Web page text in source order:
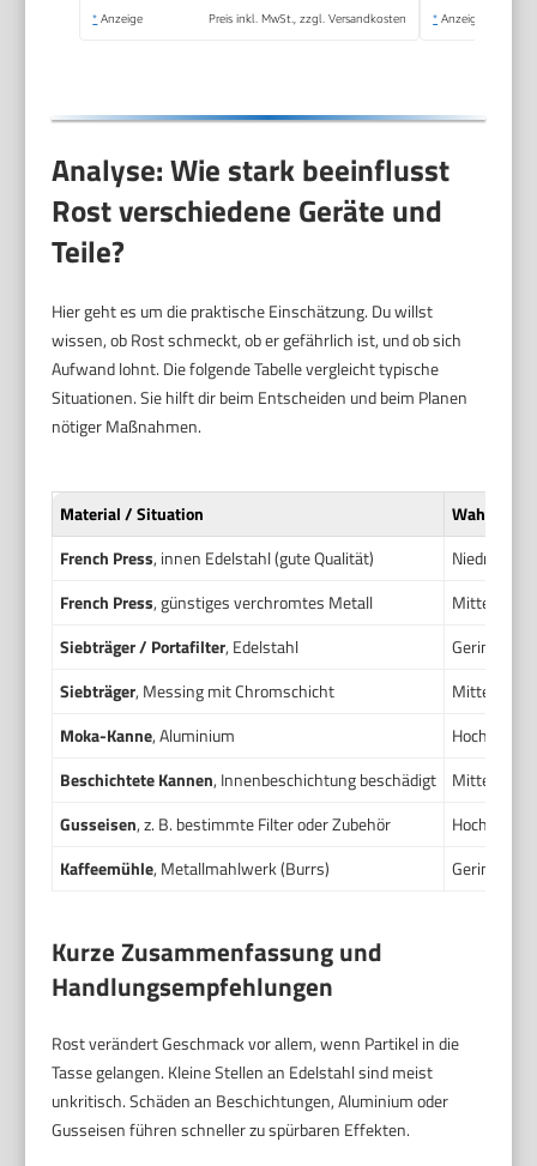
* Anzeige Preis inkl. MwSt., zzgl. Versandkosten * Anzeige
Analyse: Wie stark beeinflusst
Rost verschiedene Geräte und
Teile?
Hier geht es um die praktische Einschätzung. Du willst
wissen, ob Rost schmeckt, ob er gefährlich ist, und ob sich
Aufwand lohnt. Die folgende Tabelle vergleicht typische
Situationen. Sie hilft dir beim Entscheiden und beim Planen
nötiger Maßnahmen.
Material / Situation
French Press, innen Edelstahl (gute Qualität)
Niedrig bis
French Press, günstiges verchromtes Metall
Mittel
Siebträger / Portafilter, Edelstahl
Gering bis
Siebträger, Messing mit Chromschicht
Mittel
Moka-Kanne, Aluminium
Hoch bei
Beschichtete Kannen, Innenbeschichtung beschädigt
Mittel bis
Gusseisen, z. B. bestimmte Filter oder Zubehör
Hoch ohne
Kaffeemühle, Metallmahlwerk (Burrs) Gering bei
Kurze Zusammenfassung und
Handlungsempfehlungen
Rost verändert Geschmack vor allem, wenn Partikel in die
Tasse gelangen. Kleine Stellen an Edelstahl sind meist
unkritisch. Schäden an Beschichtungen, Aluminium oder
Gusseisen führen schneller zu spürbaren Effekten.